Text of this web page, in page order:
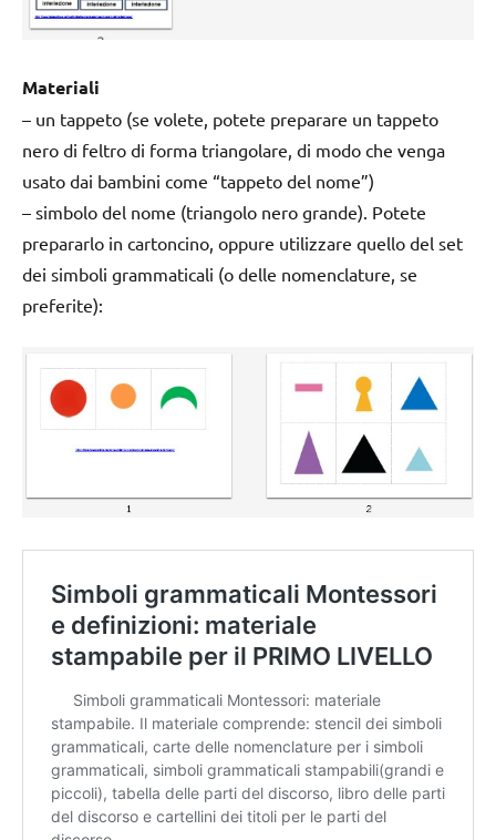
Materiali
– un tappeto (se volete, potete preparare un tappeto
nero di feltro di forma triangolare, di modo che venga
usato dai bambini come “tappeto del nome”)
– simbolo del nome (triangolo nero grande). Potete
prepararlo in cartoncino, oppure utilizzare quello del set
dei simboli grammaticali (o delle nomenclature, se
preferite):